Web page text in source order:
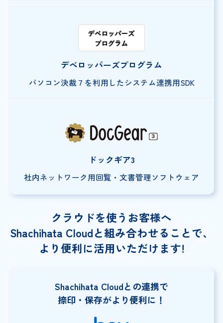
デベロッパーズプログラム
パソコン決裁７を利用したシステム連携用SDK
ドックギア3
社内ネットワーク用回覧・ 文書管理ソフトウェア
クラウドを使うお客様へ
Shachihata Cloudと組み合わせることで、
より便利に活用いただけます!
Shachihata Cloudとの連携で
捺印・保存がより便利に！